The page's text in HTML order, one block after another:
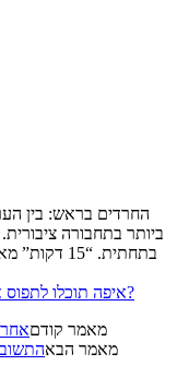
החרדים בראש: בין
ביותר בתחבורה
בתחתית.
איפה תוכלו לתפוס אוטובוס תוך רבע שעה?
מאמר קודם
מאמר הבא